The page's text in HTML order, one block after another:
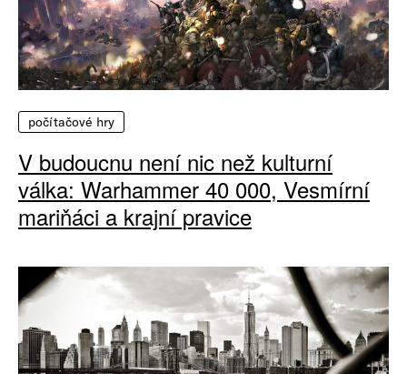
počítačové hry
V budoucnu není nic než kulturní
válka: Warhammer 40 000, Vesmírní
mariňáci a krajní pravice